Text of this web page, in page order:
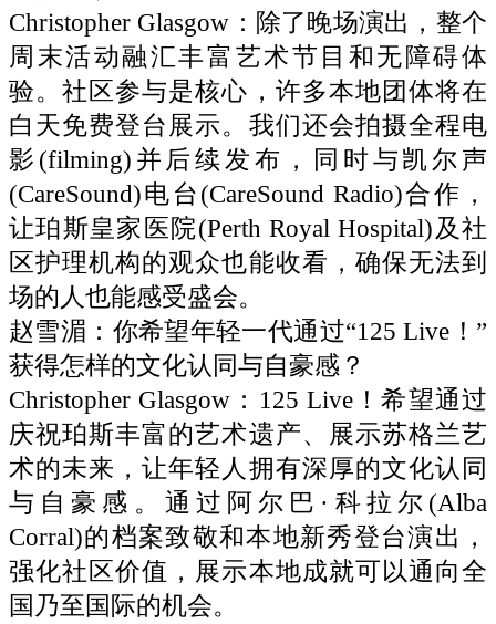
Christopher Glasgow：除了晚场演出，整个
周末活动融汇丰富艺术节目和无障碍体
验。社区参与是核心，许多本地团体将在
白天免费登台展示。我们还会拍摄全程电
影(filming)并后续发布，同时与凯尔声
(CareSound)电台(CareSound Radio)合作，
让珀斯皇家医院(Perth Royal Hospital)及社
区护理机构的观众也能收看，确保无法到
场的人也能感受盛会。
赵雪湄：你希望年轻一代通过“125 Live！”
获得怎样的文化认同与自豪感？
Christopher Glasgow：125 Live！希望通过
庆祝珀斯丰富的艺术遗产、展示苏格兰艺
术的未来，让年轻人拥有深厚的文化认同
与自豪感。通过阿尔巴·科拉尔(Alba
Corral)的档案致敬和本地新秀登台演出，
强化社区价值，展示本地成就可以通向全
国乃至国际的机会。